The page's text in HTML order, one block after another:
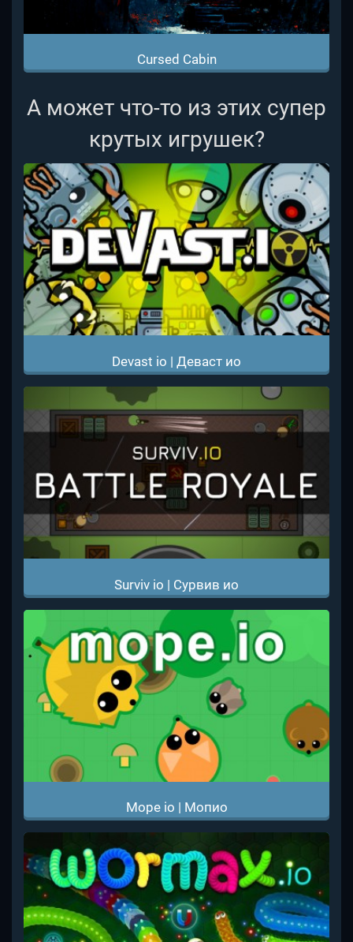
Cursed Cabin
А может что-то из этих супер
крутых игрушек?
Devast io | Деваст ио
Surviv io | Сурвив ио
Mope io | Мопио